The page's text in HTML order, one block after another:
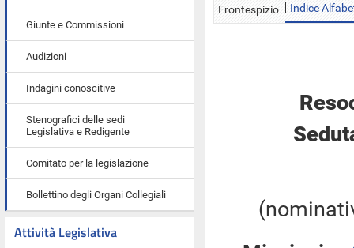
Giunte e Commissioni
Audizioni
Indagini conoscitive
Stenografici delle sedi
Legislativa e Redigente
Comitato per la legislazione
Bollettino degli Organi Collegiali
Attività Legislativa
Frontespizio Indice